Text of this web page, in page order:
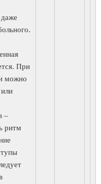
При
можно
–
ритм